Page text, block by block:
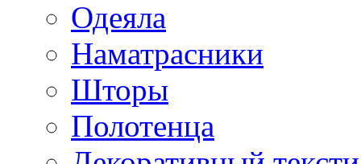
Одеяла
Наматрасники
Шторы
Полотенца